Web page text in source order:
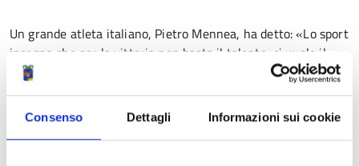
Consenso Dettagli Informazioni sui cookie
Un grande atleta italiano, Pietro Mennea, ha detto: «Lo sport
insegna che per la vittoria non basta il talento, ci vuole il
lavoro e il sacrificio quotidiano. Nello sport come nella vita».
E’ per questo che lo sport migliora le persone e che le
persone possono poi migliorare il mondo.